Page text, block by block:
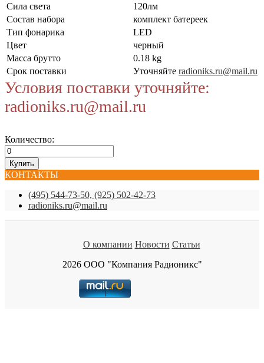
Сила света
120лм
Состав набора
комплект батереек
Тип фонарика
LED
Цвет
черный
Масса брутто
0.18 kg
Срок поставки
Уточняйте radioniks.ru@mail.ru
Условия поставки уточняйте:
radioniks.ru@mail.ru
Количество:
КОНТАКТЫ
(495) 544-73-50, (925) 502-42-73
radioniks.ru@mail.ru
О компании Новости Статьи
2026 ООО "Компания Радионикс"